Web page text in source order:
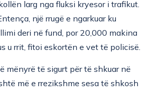
larg nga fluksi kryesor i trafikut.
një rrugë e ngarkuar ku
deri në fund, por 20,000 makina
u rrit, fitoi eskortën e vet të policisë.
mënyrë të sigurt për të shkuar në
më e rrezikshme sesa të shkosh